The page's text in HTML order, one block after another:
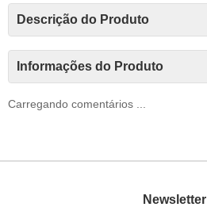
Descrição do Produto
Informações do Produto
Carregando comentários ...
Newsletter